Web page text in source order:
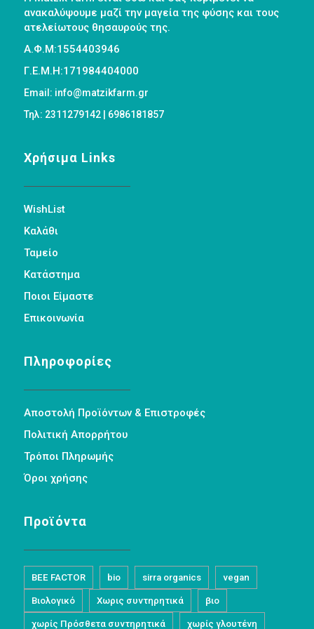
ανακαλύψουμε μαζί την μαγεία της φύσης και τους
ατελείωτους θησαυρούς της.
Α.Φ.Μ:1554403946
Γ.Ε.Μ.Η:171984404000
Email: info@matzikfarm.gr
Τηλ: 2311279142 | 6986181857
Χρήσιμα Links
WishList
Καλάθι
Ταμείο
Κατάστημα
Ποιοι Είμαστε
Επικοινωνία
Πληροφορίες
Αποστολή Προϊόντων & Επιστροφές
Πολιτική Απορρήτου
Τρόποι Πληρωμής
Όροι χρήσης
Προϊόντα
BEE FACTOR bio sirra organics vegan
Βιολογικό Χωρις συντηρητικά βιο
χωρίς Πρόσθετα συντηρητικά χωρίς γλουτένη